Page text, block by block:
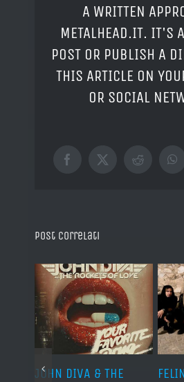
A WRITTEN
METALHEAD.IT. IT'S
POST OR PUBLISH A
THIS ARTICLE ON
OR SOCIAL
Facebook
X Reddit
Post correlati
JOHN DIVA & THE